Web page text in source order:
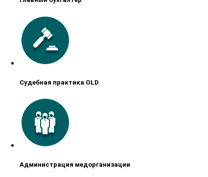
Судебная практика OLD
Администрация медорганизации